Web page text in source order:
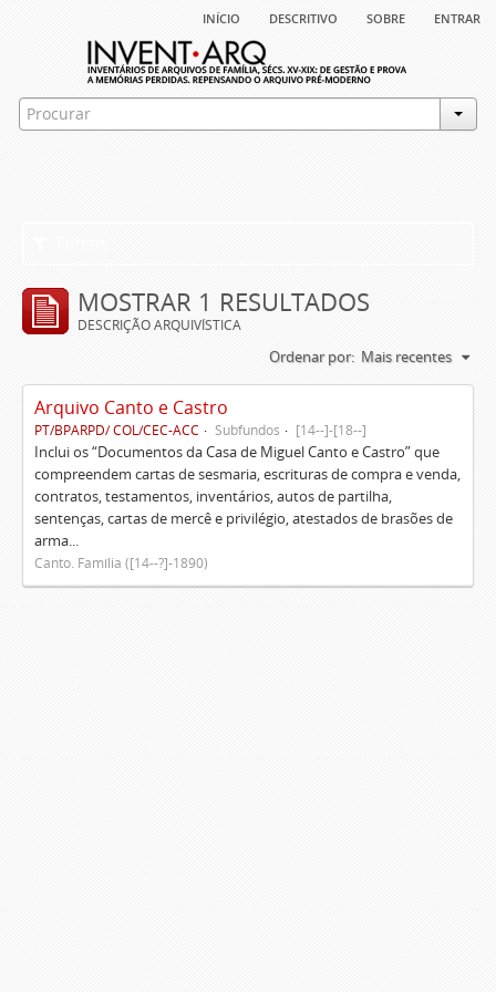
início descritivo sobre entrar
MOSTRAR 1 RESULTADOS
DESCRIÇÃO ARQUIVÍSTICA
Ordenar por: Mais recentes
Arquivo Canto e Castro
PT/BPARPD/ COL/CEC-ACC Subfundos [14--]-[18--]
Inclui os “Documentos da Casa de Miguel Canto e Castro” que
compreendem cartas de sesmaria, escrituras de compra e venda,
contratos, testamentos, inventários, autos de partilha,
sentenças, cartas de mercê e privilégio, atestados de brasões de
arma...
Canto. Família ([14--?]-1890)